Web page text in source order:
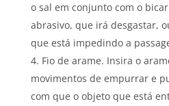
o sal em conjunto com o
abrasivo, que irá desgastar,
que está impedindo a
Fio de arame. Insira o
movimentos de empurrar e
com que o objeto que está